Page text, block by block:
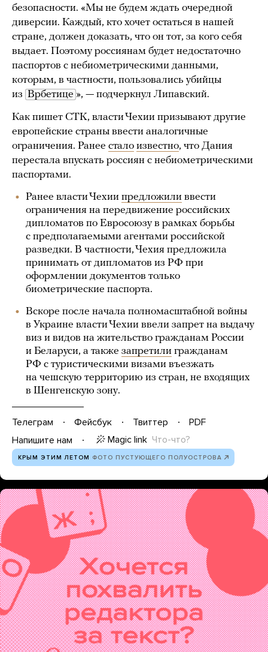
безопасности. «Мы не будем ждать очередной
диверсии. Каждый, кто хочет остаться в нашей
стране, должен доказать, что он тот, за кого себя
выдает. Поэтому россиянам будет недостаточно
паспортов с небиометрическими данными,
которым, в частности, пользовались убийцы
из Врбетице », — подчеркнул Липавский.
Как пишет CTK, власти Чехии призывают другие
европейские страны ввести аналогичные
ограничения. Ранее стало известно, что Дания
перестала впускать россиян с небиометрическими
паспортами.
Ранее власти Чехии предложили ввести
ограничения на передвижение российских
дипломатов по Евросоюзу в рамках борьбы
с предполагаемыми агентами российской
разведки. В частности, Чехия предложила
принимать от дипломатов из РФ при
оформлении документов только
биометрические паспорта.
Вскоре после начала полномасштабной войны
в Украине власти Чехии ввели запрет на выдачу
виз и видов на жительство гражданам России
и Беларуси, а также запретили гражданам
РФ с туристическими визами въезжать
на чешскую территорию из стран, не входящих
в Шенгенскую зону.
Телеграм Фейсбук Твиттер
PDF
Напишите нам
Magic link Что-что?
КРЫМ ЭТИМ ЛЕТОМ ФОТО ПУСТУЮЩЕГО ПОЛУОСТРОВА